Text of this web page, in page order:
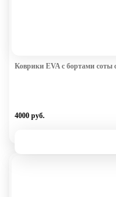
Коврики EVA с бортами соты
4000 руб.